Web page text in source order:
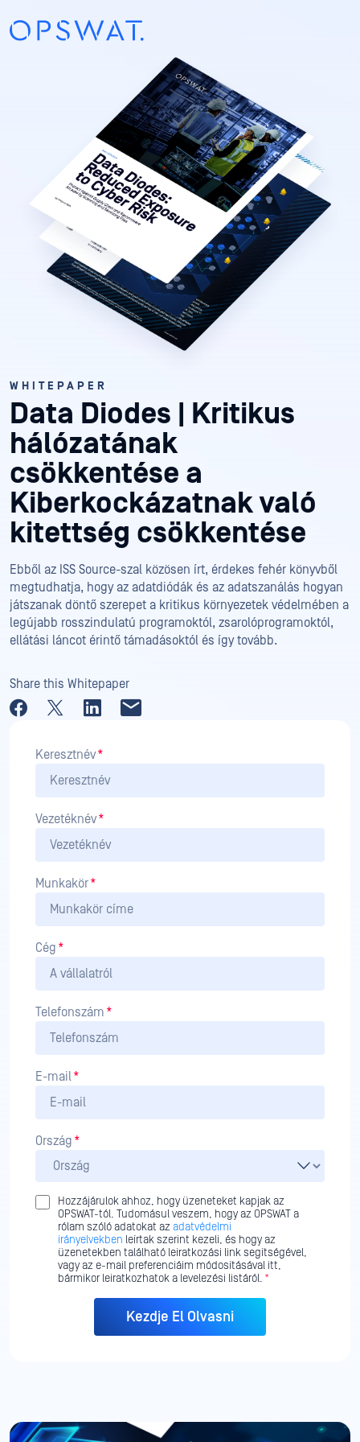
WHITEPAPER
Data Diodes | Kritikus
hálózatának
csökkentése a
Kiberkockázatnak való
kitettség csökkentése
Ebből az ISS Source-szal közösen írt, érdekes fehér könyvből
megtudhatja, hogy az adatdiódák és az adatszanálás hogyan
játszanak döntő szerepet a kritikus környezetek védelmében a
legújabb rosszindulatú programoktól, zsarolóprogramoktól,
ellátási láncot érintő támadásoktól és így tovább.
Share this Whitepaper
Keresztnév*
Vezetéknév*
Munkakör*
Cég *
Telefonszám *
E-mail *
Ország *
Hozzájárulok ahhoz, hogy üzeneteket kapjak az
OPSWAT-tól. Tudomásul veszem, hogy az OPSWAT a
rólam szóló adatokat az adatvédelmi
irányelvekben leírtak szerint kezeli, és hogy az
üzenetekben található leiratkozási link segítségével,
vagy az e-mail preferenciáim módosításával itt,
bármikor leiratkozhatok a levelezési listáról. *